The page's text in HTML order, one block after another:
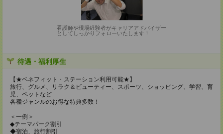
看護師や現場経験者がキャリアアドバイザー
としてしっかりフォローいたします！
待遇・福利厚生
【★ベネフィット・ステーション利用可能★】
旅行、グルメ、リラク＆ビューティー、スポーツ、ショッピング、学習、育
児、ペットなど
各種ジャンルのお得な特典多数！
＜一例＞
◆テーマパーク割引
◆宿泊、旅行割引